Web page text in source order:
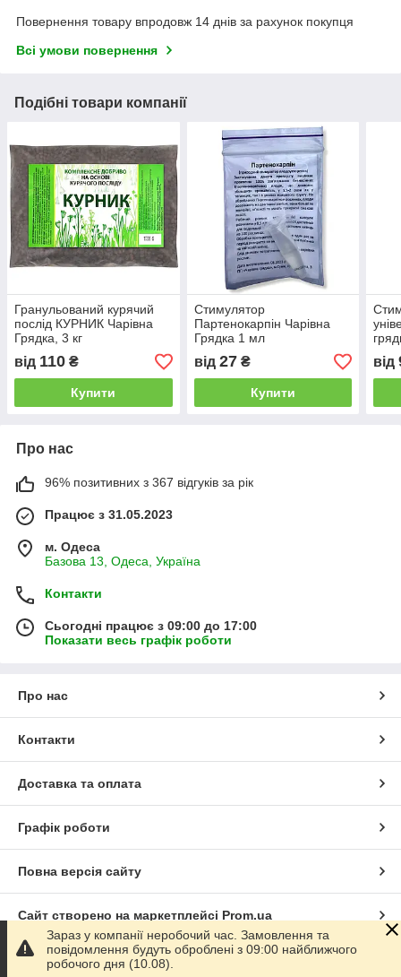
Повернення товару впродовж 14 днів за рахунок покупця
Всі умови повернення
Подібні товари компанії
Гранульований курячий
послід КУРНИК Чарівна
Грядка, 3 кг
від 110 ₴
Купити
Стимулятор
Партенокарпін Чарівна
Грядка 1 мл
від 27₴
Купити
від
Про нас
96% позитивних з 367 відгуків за рік
Працює з 31.05.2023
м. Одеса
Базова 13, Одеса, Україна
Контакти
Сьогодні працює з 09:00 до 17:00
Показати весь графік роботи
Про нас
Контакти
Доставка та оплата
Графік роботи
Повна версія сайту
Сайт створено на маркетплейсі Prom.ua
Політика конфіденційності
Зараз у компанії неробочий час. Замовлення та
повідомлення будуть оброблені з 09:00 найближчого
робочого дня (10.08).